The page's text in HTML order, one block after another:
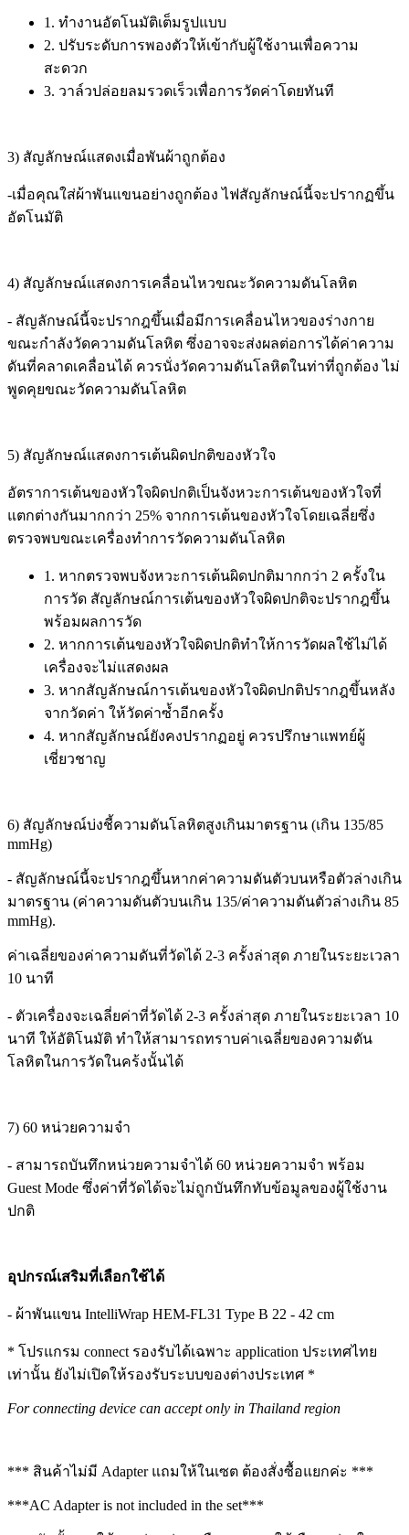
1. ทำงานอัตโนมัติเต็มรูปแบบ
2. ปรับระดับการพองตัวให้เข้ากับผู้ใช้งานเพื่อความ
สะดวก
3. วาล์วปล่อยลมรวดเร็วเพื่อการวัดค่าโดยทันที
3) สัญลักษณ์แสดงเมื่อพันผ้าถูกต้อง
-เมื่อคุณใส่ผ้าพันแขนอย่างถูกต้อง ไฟสัญลักษณ์นี้จะปรากฏขึ้น
อัตโนมัติ
4) สัญลักษณ์แสดงการเคลื่อนไหวขณะวัดความดันโลหิต
- สัญลักษณ์นี้จะปรากฎขึ้นเมื่อมีการเคลื่อนไหวของร่างกาย
ขณะกำลังวัดความดันโลหิต ซึ่งอาจจะส่งผลต่อการได้ค่าความ
ดันที่คลาดเคลื่อนได้ ควรนั่งวัดความดันโลหิตในท่าที่ถูกต้อง ไม่
พูดคุยขณะวัดความดันโลหิต
5) สัญลักษณ์แสดงการเต้นผิดปกติของหัวใจ
อัตราการเต้นของหัวใจผิดปกติเป็นจังหวะการเต้นของหัวใจที่
แตกต่างกันมากกว่า 25% จากการเต้นของหัวใจโดยเฉลี่ยซึ่ง
ตรวจพบขณะเครื่องทำการวัดความดันโลหิต
1. หากตรวจพบจังหวะการเต้นผิดปกติมากกว่า 2 ครั้งใน
การวัด สัญลักษณ์การเต้นของหัวใจผิดปกติจะปรากฎขึ้น
พร้อมผลการวัด
2. หากการเต้นของหัวใจผิดปกติทำให้การวัดผลใช้ไม่ได้
เครื่องจะไม่แสดงผล
3. หากสัญลักษณ์การเต้นของหัวใจผิดปกติปรากฎขึ้นหลัง
จากวัดค่า ให้วัดค่าซ้ำอีกครั้ง
4. หากสัญลักษณ์ยังคงปรากฏอยู่ ควรปรึกษาแพทย์ผู้
เชี่ยวชาญ
6) สัญลักษณ์บ่งชี้ความดันโลหิตสูงเกินมาตรฐาน (เกิน 135/85
mmHg)
- สัญลักษณ์นี้จะปรากฎขึ้นหากค่าความดันตัวบนหรือตัวล่างเกิน
มาตรฐาน (ค่าความดันตัวบนเกิน 135/ค่าความดันตัวล่างเกิน 85
mmHg).
ค่าเฉลี่ยของค่าความดันที่วัดได้ 2-3 ครั้งล่าสุด ภายในระยะเวลา
10 นาที
- ตัวเครื่องจะเฉลี่ยค่าที่วัดได้ 2-3 ครั้งล่าสุด ภายในระยะเวลา 10
นาที ให้อัติโนมัติ ทำให้สามารถทราบค่าเฉลี่ยของความดัน
โลหิตในการวัดในคร้งนั้นได้
7) 60 หน่วยความจำ
- สามารถบันทึกหน่วยความจำได้ 60 หน่วยความจำ พร้อม
Guest Mode ซึ่งค่าที่วัดได้จะไม่ถูกบันทึกทับข้อมูลของผู้ใช้งาน
ปกติ
อุปกรณ์เสริมที่เลือกใช้ได้
- ผ้าพันแขน IntelliWrap HEM-FL31 Type B 22 - 42 cm
* โปรแกรม connect รองรับได้เฉพาะ application ประเทศไทย
เท่านั้น ยังไม่เปิดให้รองรับระบบของต่างประเทศ *
For connecting device can accept only in Thailand region
*** สินค้าไม่มี Adapter แถมให้ในเซต ต้องสั่งซื้อแยกค่ะ ***
***AC Adapter is not included in the set***